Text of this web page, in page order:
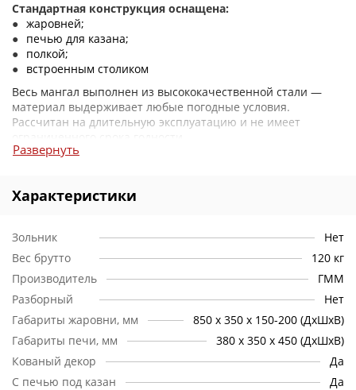
Стандартная конструкция оснащена:
жаровней;
печью для казана;
полкой;
встроенным столиком
Весь мангал выполнен из высококачественной стали —
материал выдерживает любые погодные условия.
Рассчитан на длительную эксплуатацию и не имеет
впишется в пространство возле дома и украсит его.
Между ними предусмотрена небольшая рабочая
поверхность, где можно производить подготовку продуктов
к жарке. Для хранения угля и других принадлежностей для
работы с мангалом в основание конструкции встроена
полка.
Выбирая мангал «Очаг Плюс», можно варьировать:
размер жаровни;
толщина стали жаровни в 4 мм или 6 мм;
наличие зольника.
Развернуть
Характеристики
Зольник
Нет
Вес брутто
120 кг
Производитель
ГММ
Разборный
Нет
Габариты жаровни, мм
850 х 350 х 150-200 (ДхШхВ)
Габариты печи, мм
380 х 350 х 450 (ДхШхВ)
Кованый декор
Да
С печью под казан
Да